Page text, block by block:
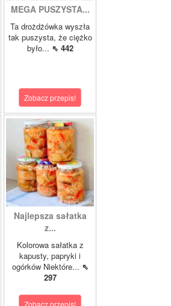
MEGA PUSZYSTA...
Ta drożdżówka wyszła
tak puszysta, że ciężko
było... ⇖ 442
Zobacz przepis!
Najlepsza sałatka
z...
Kolorowa sałatka z
kapusty, papryki i
ogórków Niektóre... ⇖
297